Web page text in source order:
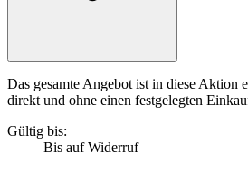
Das gesamte Angebot ist in diese Aktion
direkt und ohne einen festgelegten
Gültig bis:
Bis auf Widerruf